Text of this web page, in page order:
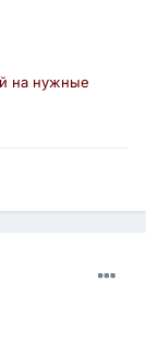
на нужные